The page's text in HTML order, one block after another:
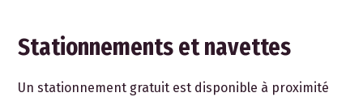
Stationnements et navettes
Un stationnement gratuit est disponible à proximité